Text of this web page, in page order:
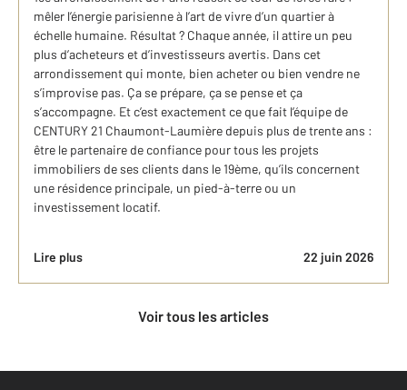
mêler l’énergie parisienne à l’art de vivre d’un quartier à
échelle humaine. Résultat ? Chaque année, il attire un peu
plus d’acheteurs et d’investisseurs avertis. Dans cet
arrondissement qui monte, bien acheter ou bien vendre ne
s’improvise pas. Ça se prépare, ça se pense et ça
s’accompagne. Et c’est exactement ce que fait l’équipe de
CENTURY 21 Chaumont-Laumière depuis plus de trente ans :
être le partenaire de confiance pour tous les projets
immobiliers de ses clients dans le 19ème, qu’ils concernent
une résidence principale, un pied-à-terre ou un
investissement locatif.
Lire plus 22 juin 2026
Voir tous les articles